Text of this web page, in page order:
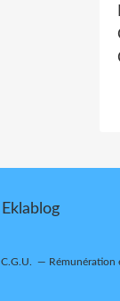
Eklablog
C.G.U. Rémunération